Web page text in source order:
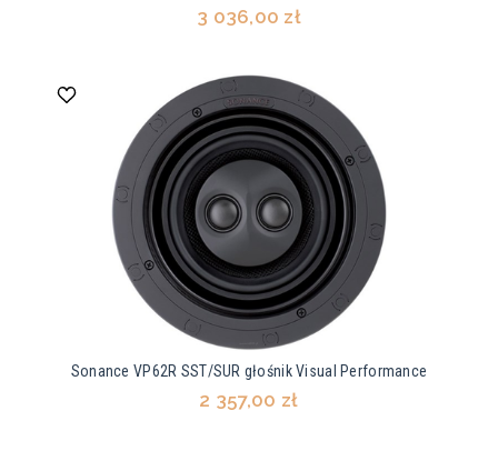
3 036,00 zł
Sonance VP62R SST/SUR głośnik Visual Performance
2 357,00 zł